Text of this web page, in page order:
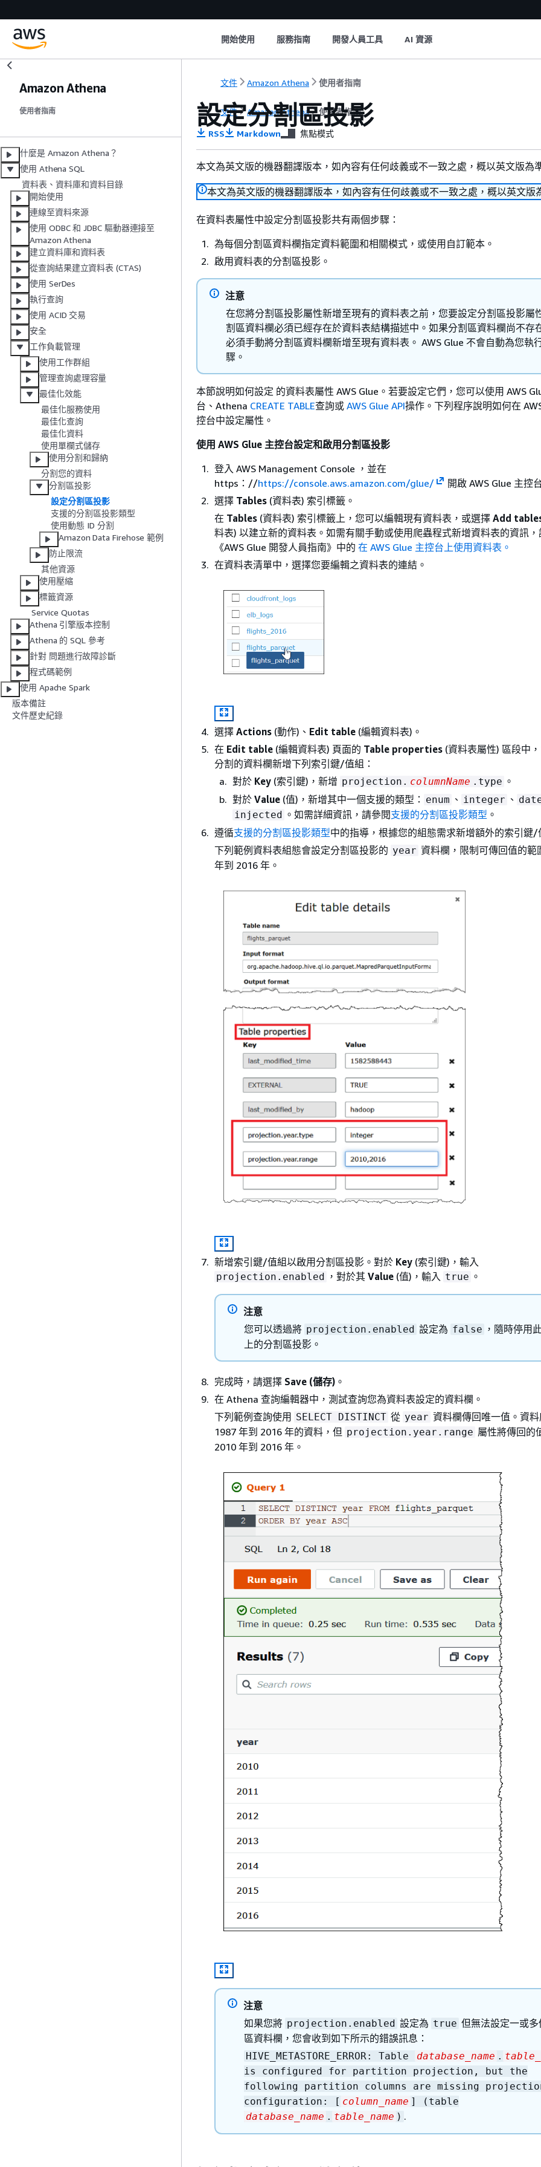
開始使用 服務指南 開發人員工具 AI 資源
Amazon Athena
使用者指南
什麼是 Amazon Athena？
使用 Athena SQL
資料表、資料庫和資料目錄
開始使用
連線至資料來源
使用 ODBC 和 JDBC 驅動器連接至
Amazon Athena
建立資料庫和資料表
從查詢結果建立資料表 (CTAS)
使用 SerDes
執行查詢
使用 ACID 交易
安全
工作負載管理
使用工作群組
管理查詢處理容量
最佳化效能
最佳化服務使用
最佳化查詢
最佳化資料
使用單欄式儲存
使用分割和歸納
分割您的資料
分割區投影
設定分割區投影
支援的分割區投影類型
使用動態 ID 分割
Amazon Data Firehose 範例
防止限流
其他資源
使用壓縮
標籤資源
Service Quotas
Athena 引擎版本控制
Athena 的 SQL 參考
針對 問題進行故障診斷
程式碼範例
使用 Apache Spark
版本備註
文件歷史紀錄
文件 Amazon Athena 使用者指南
文件 Amazon Athena 使用者指南
設定分割區投影
RSS Markdown 焦點模式
本文為英文版的機器翻譯版本，如內容有任何歧義或不一致之處，概以英文版為
本文為英文版的機器翻譯版本，如內容有任何歧義或不一致之處，概以英文版
在資料表屬性中設定分割區投影共有兩個步驟：
為每個分割區資料欄指定資料範圍和相關模式，或使用自訂範本。
啟用資料表的分割區投影。
注意
在您將分割區投影屬性新增至現有的資料表之前，您要設定分割區投影屬
割區資料欄必須已經存在於資料表結構描述中。如果分割區資料欄尚不存
必須手動將分割區資料欄新增至現有資料表。 AWS Glue 不會自動為您執
驟。
本節說明如何設定 的資料表屬性 AWS Glue。若要設定它們，您可以使用 AWS
台、Athena CREATE TABLE查詢或 AWS Glue API操作。下列程序說明如何在
控台中設定屬性。
使用 AWS Glue 主控台設定和啟用分割區投影
登入 AWS Management Console ，並在
https：//https://console.aws.amazon.com/glue/
開啟 AWS Glue 主控
選擇 Tables (資料表) 索引標籤。
在 Tables (資料表) 索引標籤上，您可以編輯現有資料表，或選擇 Add
料表) 以建立新的資料表。如需有關手動或使用爬蟲程式新增資料表的資訊
《AWS Glue 開發人員指南》 中的 在 AWS Glue 主控台上使用資料表。
在資料表清單中，選擇您要編輯之資料表的連結。
選擇 Actions (動作)、 Edit table (編輯資料表)。
在 Edit table (編輯資料表) 頁面的 Table properties (資料表屬性) 區段中
分割的資料欄新增下列索引鍵/值組：
對於 Key (索引鍵)，新增 projection. columnName .type 。
對於 Value (值)，新增其中一個支援的類型： enum 、 integer 、
injected 。如需詳細資訊，請參閱支援的分割區投影類型 。
遵循支援的分割區投影類型中的指導，根據您的組態需求新增額外的索引鍵/
下列範例資料表組態會設定分割區投影的 year 資料欄，限制可傳回值的範
年到 2016 年。
新增索引鍵/值組以啟用分割區投影。對於 Key (索引鍵)，輸入
projection.enabled ，對於其 Value (值)，輸入 true 。
注意
您可以透過將 projection.enabled 設定為 false ，隨時停用
上的分割區投影。
完成時，請選擇 Save (儲存) 。
在 Athena 查詢編輯器中，測試查詢您為資料表設定的資料欄。
下列範例查詢使用 SELECT DISTINCT 從 year 資料欄傳回唯一值。資
1987 年到 2016 年的資料，但 projection.year.range 屬性將傳回的
2010 年到 2016 年。
注意
如果您將 projection.enabled 設定為 true 但無法設定一或
區資料欄，您會收到如下所示的錯誤訊息：
HIVE_METASTORE_ERROR: Table database_name .
is configured for partition projection, but the
following partition columns are missing
configuration: [ column_name ] (table
database_name . table_name ) .